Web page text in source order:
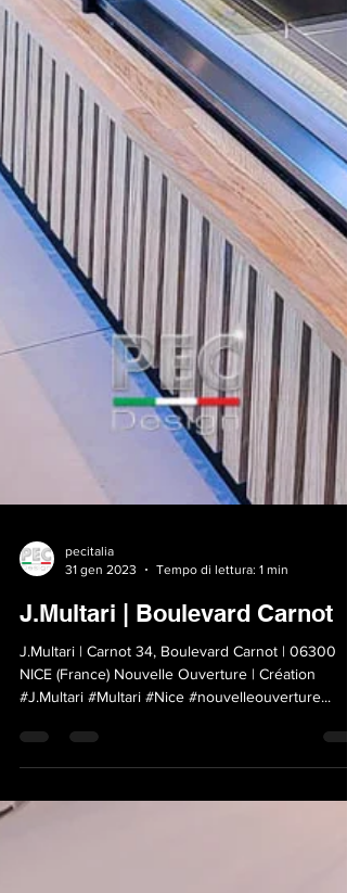
31 gen 2023
Tempo di lettura: 1 min
J.Multari | Boulevard Carnot
J.Multari | Carnot 34, Boulevard Carnot | 06300
#J.Multari #Multari #Nice #nouvelleouverture...